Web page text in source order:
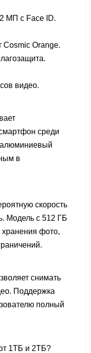
МП с Face ID.
Cosmic Orange.
видео.
среди
алюминиевый
в
скорость
Модель с 512 ГБ
хранения фото,
снимать
Поддержка
полный
1ТБ и 2ТБ?